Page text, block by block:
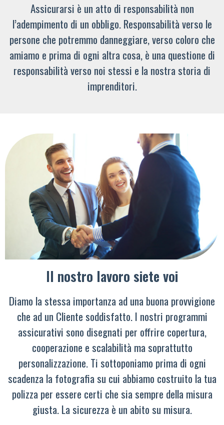
Assicurarsi è un atto di responsabilità non
l’adempimento di un obbligo. Responsabilità verso le
persone che potremmo danneggiare, verso coloro che
amiamo e prima di ogni altra cosa, è una questione di
responsabilità verso noi stessi e la nostra storia di
imprenditori.
Il nostro lavoro siete voi
Diamo la stessa importanza ad una buona provvigione
che ad un Cliente soddisfatto. I nostri programmi
assicurativi sono disegnati per offrire copertura,
cooperazione e scalabilità ma soprattutto
personalizzazione. Ti sottoponiamo prima di ogni
scadenza la fotografia su cui abbiamo costruito la tua
polizza per essere certi che sia sempre della misura
giusta. La sicurezza è un abito su misura.